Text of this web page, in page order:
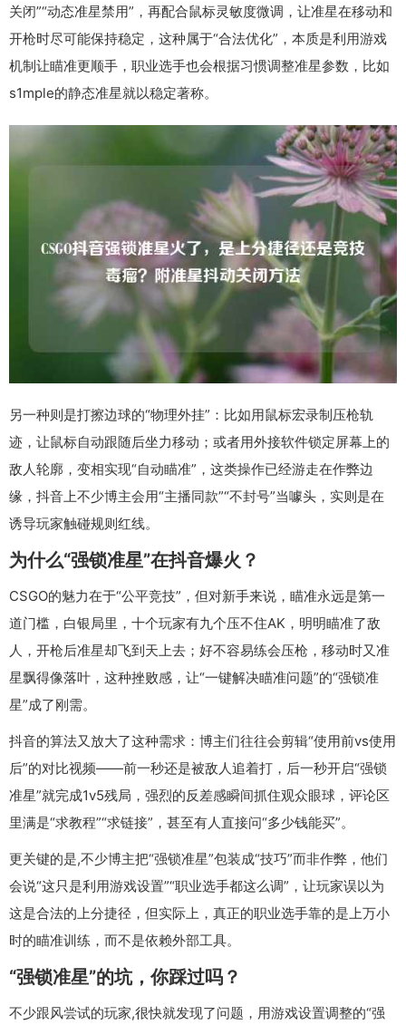
关闭”“动态准星禁用”，再配合鼠标灵敏度微调，让准星在移动和
开枪时尽可能保持稳定，这种属于“合法优化”，本质是利用游戏
机制让瞄准更顺手，职业选手也会根据习惯调整准星参数，比如
s1mple的静态准星就以稳定著称。
另一种则是打擦边球的“物理外挂”：比如用鼠标宏录制压枪轨
迹，让鼠标自动跟随后坐力移动；或者用外接软件锁定屏幕上的
敌人轮廓，变相实现“自动瞄准”，这类操作已经游走在作弊边
缘，抖音上不少博主会用“主播同款”“不封号”当噱头，实则是在
诱导玩家触碰规则红线。
为什么“强锁准星”在抖音爆火？
CSGO的魅力在于“公平竞技”，但对新手来说，瞄准永远是第一
道门槛，白银局里，十个玩家有九个压不住AK，明明瞄准了敌
人，开枪后准星却飞到天上去；好不容易练会压枪，移动时又准
星飘得像落叶，这种挫败感，让“一键解决瞄准问题”的“强锁准
星”成了刚需。
抖音的算法又放大了这种需求：博主们往往会剪辑“使用前vs使用
后”的对比视频——前一秒还是被敌人追着打，后一秒开启“强锁
准星”就完成1v5残局，强烈的反差感瞬间抓住观众眼球，评论区
里满是“求教程”“求链接”，甚至有人直接问“多少钱能买”。
更关键的是,不少博主把“强锁准星”包装成“技巧”而非作弊，他们
会说“这只是利用游戏设置”“职业选手都这么调”，让玩家误以为
这是合法的上分捷径，但实际上，真正的职业选手靠的是上万小
时的瞄准训练，而不是依赖外部工具。
“强锁准星”的坑，你踩过吗？
不少跟风尝试的玩家,很快就发现了问题，用游戏设置调整的“强